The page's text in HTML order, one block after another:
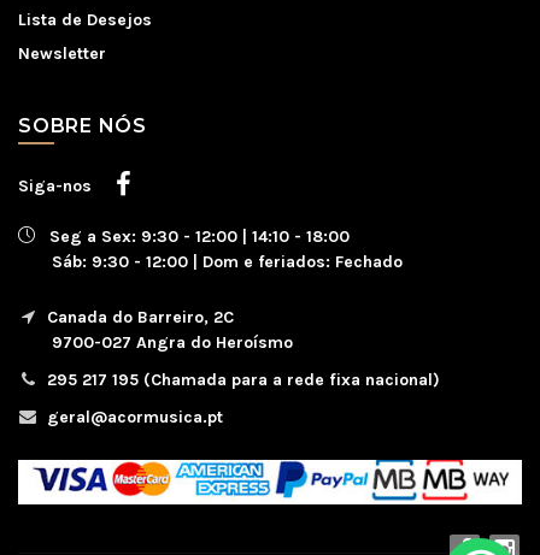
Lista de Desejos
Newsletter
SOBRE NÓS
Siga-nos
Seg a Sex: 9:30 - 12:00 | 14:10 - 18:00
Sáb: 9:30 - 12:00 | Dom e feriados: Fechado
Canada do Barreiro, 2C
9700-027 Angra do Heroísmo
295 217 195 (Chamada para a rede fixa nacional)
geral@acormusica.pt